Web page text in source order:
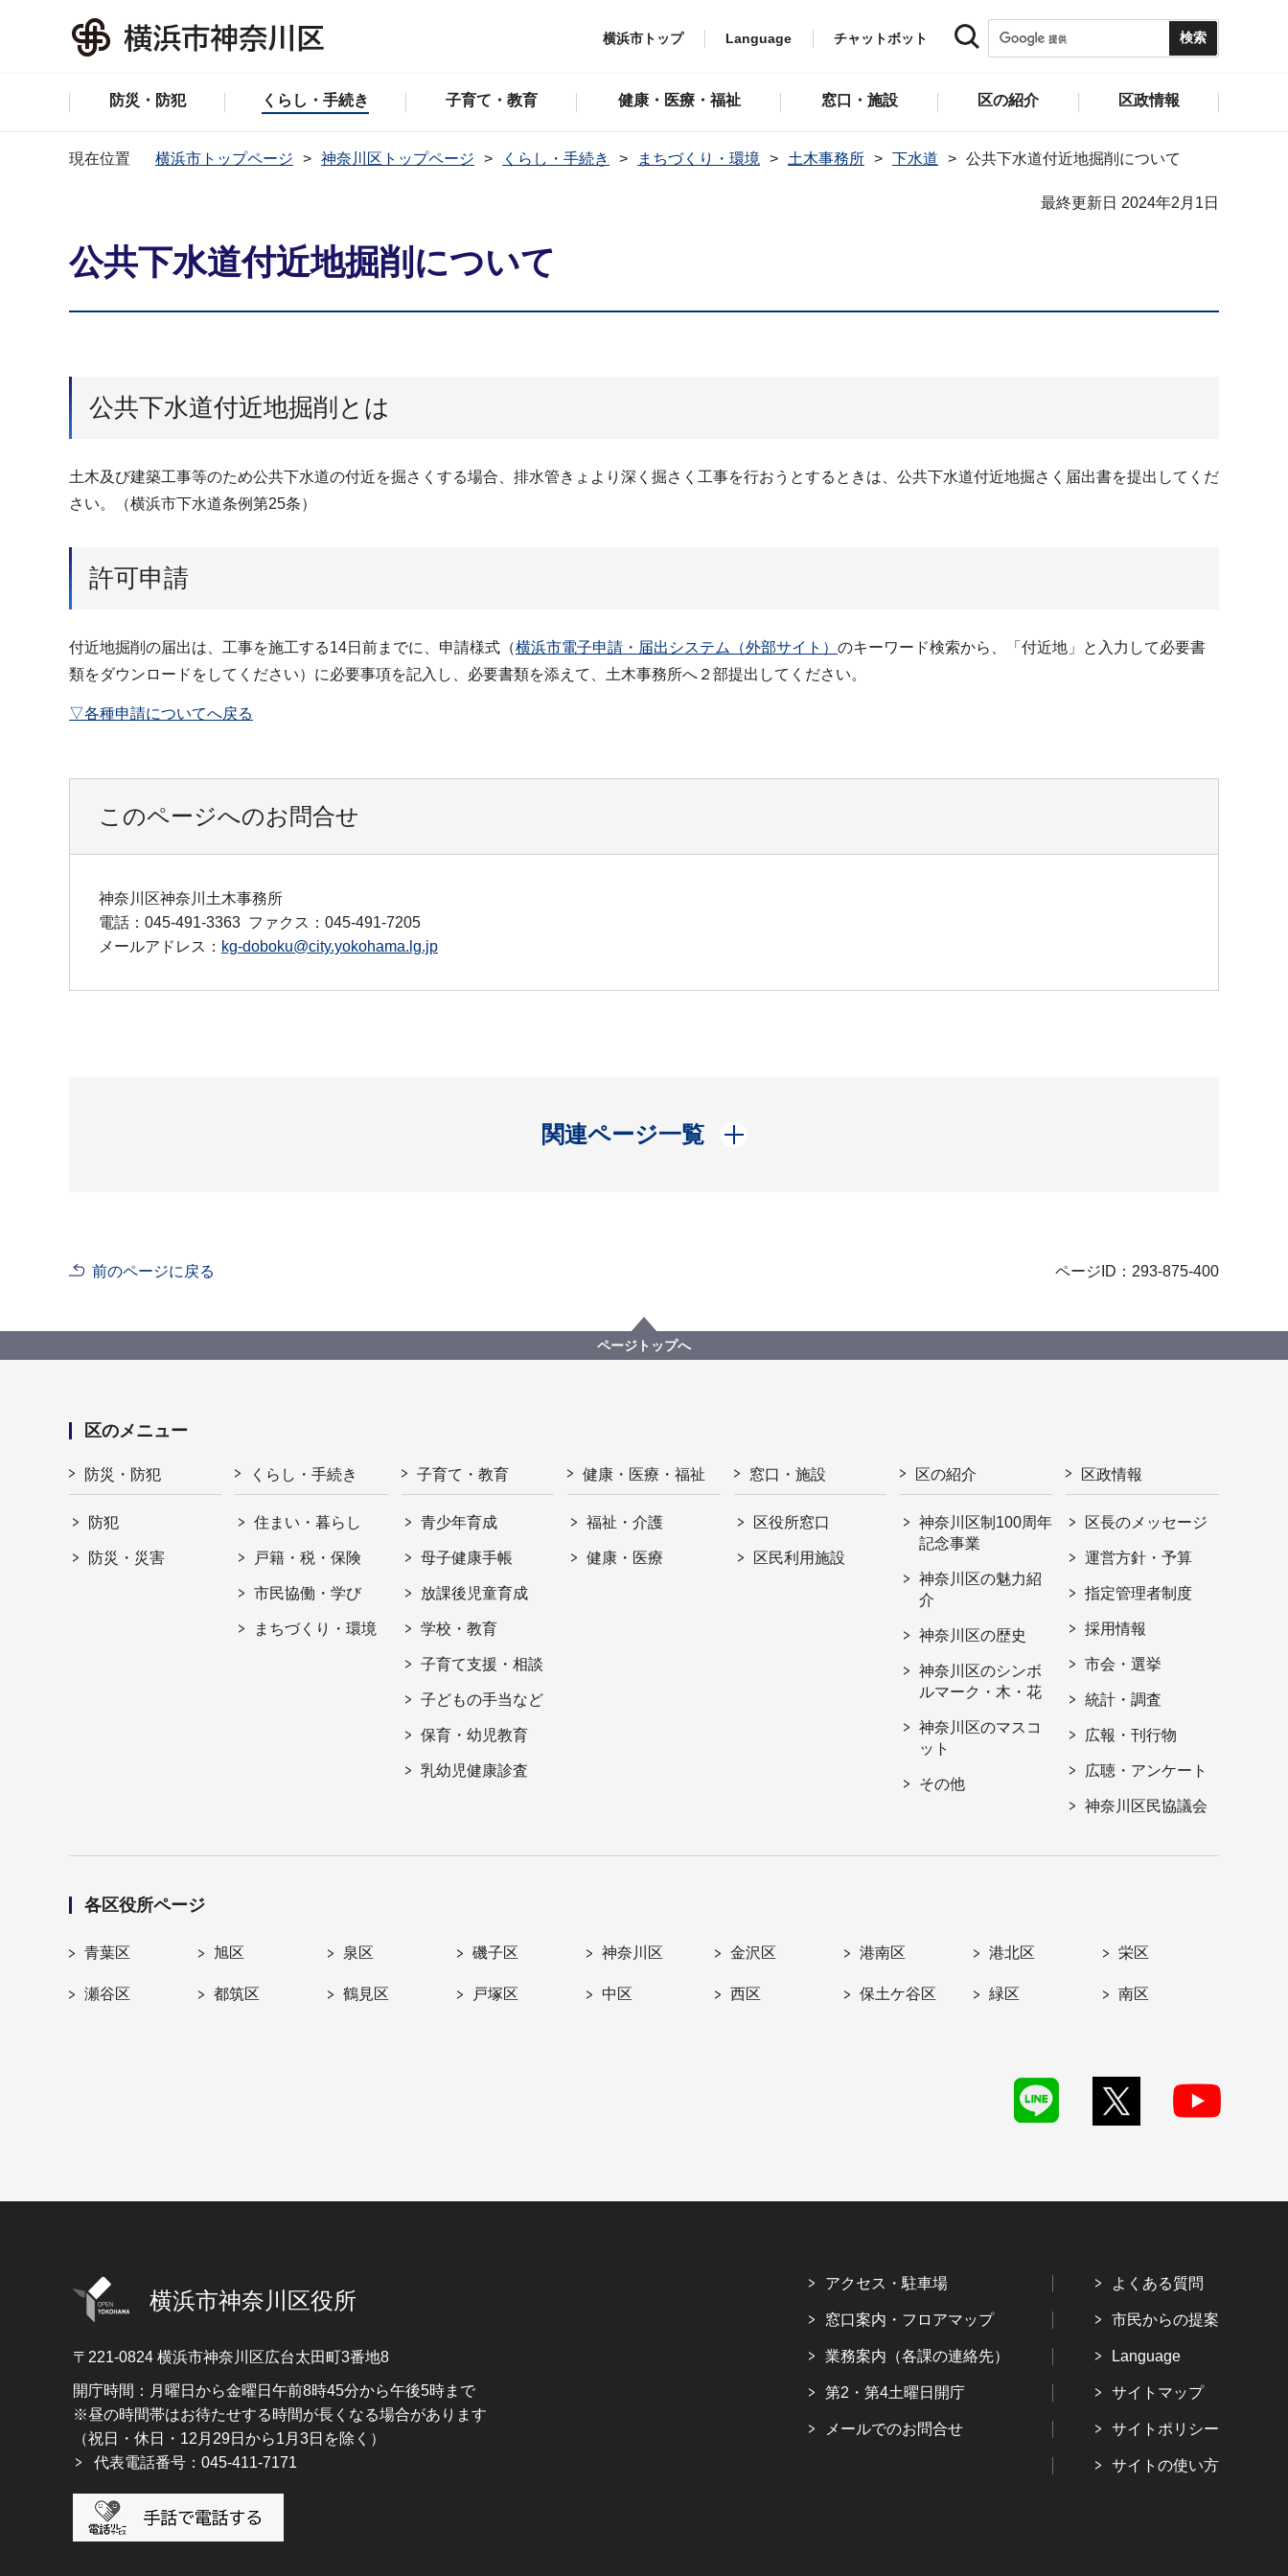
横浜市トップ Language チャットボット
防災・防犯 くらし・手続き 子育て・教育 健康・医療・福祉 窓口・施設 区の紹介 区政情報
現在位置 横浜市トップページ 神奈川区トップページ くらし・手続き まちづくり・環境 土木事務所 下水道 公共下水道付近地掘削について
最終更新日 2024年2月1日
公共下水道付近地掘削について
公共下水道付近地掘削とは
土木及び建築工事等のため公共下水道の付近を掘さくする場合、排水管きょより深く掘さく工事を行おうとするときは、公共下水道付近地掘さく届出書を提出してくだ
さい。（横浜市下水道条例第25条）
許可申請
付近地掘削の届出は、工事を施工する14日前までに、申請様式（横浜市電子申請・届出システム（外部サイト） のキーワード検索から、「付近地」と入力して必要書
類をダウンロードをしてください）に必要事項を記入し、必要書類を添えて、土木事務所へ２部提出してください。
▽各種申請についてへ戻る
このページへのお問合せ
神奈川区神奈川土木事務所
電話：045-491-3363 ファクス：045-491-7205
メールアドレス： kg-doboku@city.yokohama.lg.jp
関連ページ一覧
開く
前のページに戻る ページID：293-875-400
ページトップへ
区のメニュー
防災・防犯
防犯
防災・災害
くらし・手続き
住まい・暮らし
戸籍・税・保険
市民協働・学び
まちづくり・環境
子育て・教育
青少年育成
母子健康手帳
放課後児童育成
学校・教育
子育て支援・相談
子どもの手当など
保育・幼児教育
乳幼児健康診査
健康・医療・福祉
福祉・介護
健康・医療
窓口・施設
区役所窓口
区民利用施設
区の紹介
神奈川区制100周年
記念事業
神奈川区の魅力紹
介
神奈川区の歴史
神奈川区のシンボ
ルマーク・木・花
神奈川区のマスコ
ット
その他
区政情報
区長のメッセージ
運営方針・予算
指定管理者制度
採用情報
市会・選挙
統計・調査
広報・刊行物
広聴・アンケート
神奈川区民協議会
各区役所ページ
青葉区 旭区 泉区 磯子区 神奈川区 金沢区 港南区 港北区 栄区
瀬谷区 都筑区 鶴見区 戸塚区 中区 西区 保土ケ谷区 緑区 南区
横浜市神奈川区役所
〒221-0824 横浜市神奈川区広台太田町3番地8
開庁時間：月曜日から金曜日午前8時45分から午後5時まで
※昼の時間帯はお待たせする時間が長くなる場合があります
（祝日・休日・12月29日から1月3日を除く）
代表電話番号：045-411-7171
アクセス・駐車場
窓口案内・フロアマップ
業務案内（各課の連絡先）
第2・第4土曜日開庁
メールでのお問合せ
よくある質問
市民からの提案
Language
サイトマップ
サイトポリシー
サイトの使い方